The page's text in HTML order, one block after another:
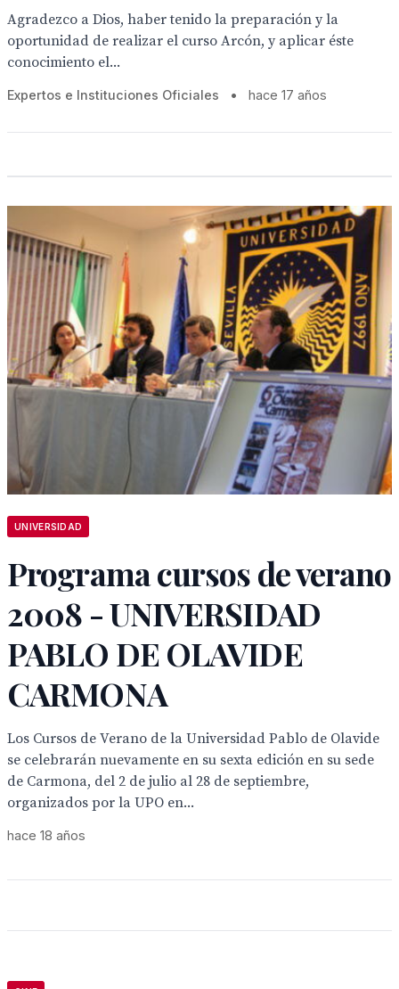
Agradezco a Dios, haber tenido la preparación y la
oportunidad de realizar el curso Arcón, y aplicar éste
conocimiento el...
Expertos e Instituciones Oficiales • hace 17 años
UNIVERSIDAD
Programa cursos de verano
2008 - UNIVERSIDAD
PABLO DE OLAVIDE
CARMONA
Los Cursos de Verano de la Universidad Pablo de Olavide
se celebrarán nuevamente en su sexta edición en su sede
de Carmona, del 2 de julio al 28 de septiembre,
organizados por la UPO en...
hace 18 años